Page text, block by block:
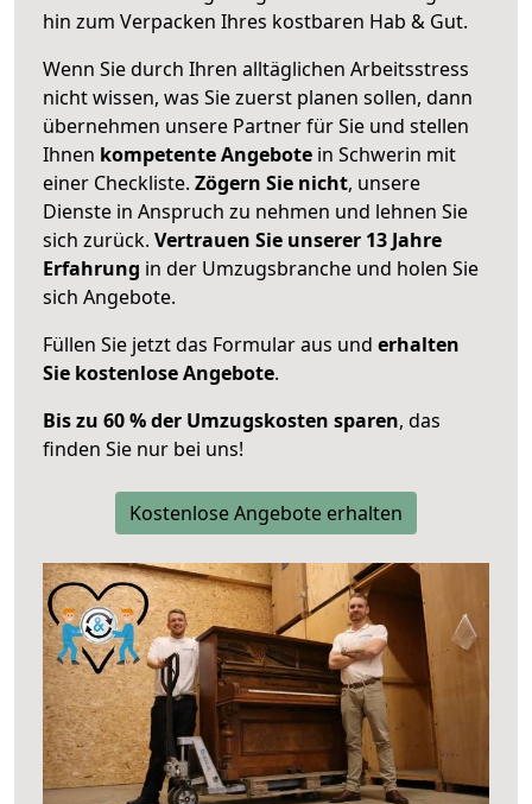
hin zum Verpacken Ihres kostbaren Hab & Gut.
Wenn Sie durch Ihren alltäglichen Arbeitsstress
nicht wissen, was Sie zuerst planen sollen, dann
übernehmen unsere Partner für Sie und stellen
Ihnen kompetente Angebote in Schwerin mit
einer Checkliste. Zögern Sie nicht, unsere
Dienste in Anspruch zu nehmen und lehnen Sie
sich zurück. Vertrauen Sie unserer 13 Jahre
Erfahrung in der Umzugsbranche und holen Sie
sich Angebote.
Füllen Sie jetzt das Formular aus und erhalten
Sie kostenlose Angebote.
Bis zu 60 % der Umzugskosten sparen, das
finden Sie nur bei uns!
Kostenlose Angebote erhalten